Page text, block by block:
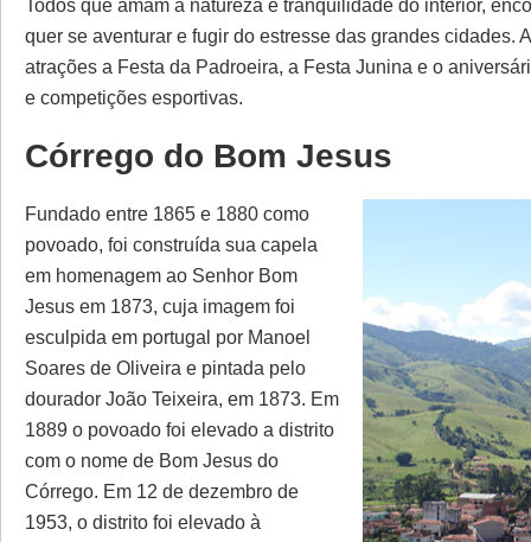
Todos que amam a natureza e tranqüilidade do interior,
quer se aventurar e fugir do estresse das grandes cidades.
atrações a Festa da Padroeira, a Festa Junina e o
e competições esportivas.
Córrego do Bom Jesus
Fundado entre 1865 e 1880 como
povoado, foi construída sua capela
em homenagem ao Senhor Bom
Jesus em 1873, cuja imagem foi
esculpida em portugal por Manoel
Soares de Oliveira e pintada pelo
dourador João Teixeira, em 1873. Em
1889 o povoado foi elevado a distrito
com o nome de Bom Jesus do
Córrego. Em 12 de dezembro de
1953, o distrito foi elevado à